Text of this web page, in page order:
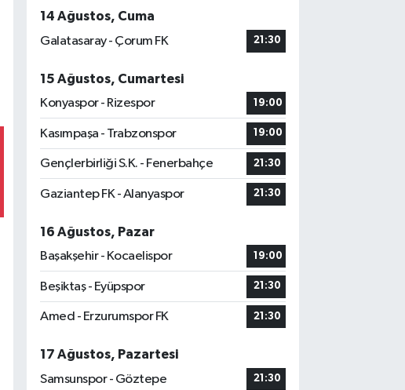
14 Ağustos, Cuma
Galatasaray - Çorum FK
21:30
15 Ağustos, Cumartesi
Konyaspor - Rizespor
19:00
Kasımpaşa - Trabzonspor 19:00
Gençlerbirliği S.K. - Fenerbahçe 21:30
Gaziantep FK - Alanyaspor 21:30
16 Ağustos, Pazar
Başakşehir - Kocaelispor
19:00
Beşiktaş - Eyüpspor 21:30
Amed - Erzurumspor FK 21:30
17 Ağustos, Pazartesi
Samsunspor - Göztepe
21:30